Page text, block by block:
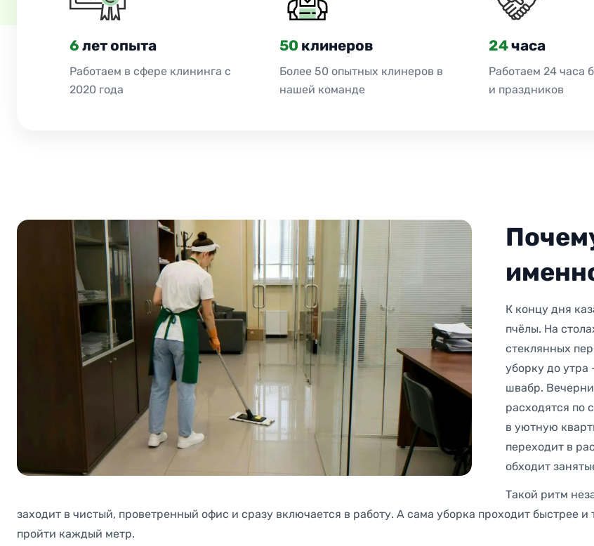
6 лет опыта
Работаем в сфере клининга с
2020 года
50 клинеров
Более 50 опытных клинеров в
нашей команде
24часа
Работаем 24 часа
и праздников
К концу дня
пчёлы. На
стеклянных
уборку до утра
швабр.
расходятся по
в уютную
переходит в
обходит
Такой ритм
заходит в чистый, проветренный офис и сразу включается в работу. А сама уборка проходит быстрее
пройти каждый метр.